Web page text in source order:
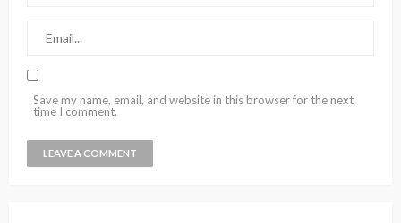
Save my name, email, and website in this browser for the next
time I comment.